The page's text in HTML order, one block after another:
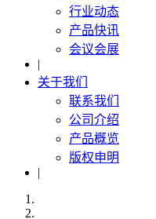
行业动态
产品快讯
会议会展
|
关于我们
联系我们
公司介绍
产品概览
版权申明
|